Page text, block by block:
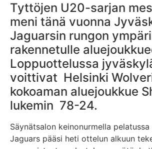
Tyttöjen U20-sarjan
meni tänä vuonna
Jaguarsin rungon
rakennetulle
Loppuottelussa
voittivat Helsinki
kokoaman aluejoukkue
lukemin 78-24.
Säynätsalon keinonurmella
Jaguars pääsi heti ottelun alkuun